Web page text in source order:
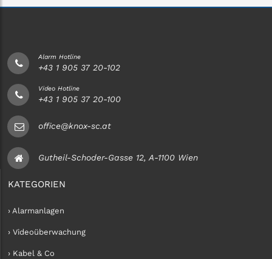
Alarm Hotline
+43 1 905 37 20-102
Video Hotline
+43 1 905 37 20-100
office@knox-sc.at
Gutheil-Schoder-Gasse 12, A-1100 Wien
KATEGORIEN
› Alarmanlagen
› Videoüberwachung
› Kabel & Co